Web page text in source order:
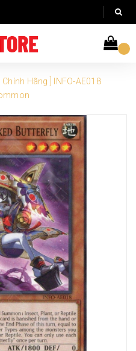
Chính Hãng ] INFO-AE018